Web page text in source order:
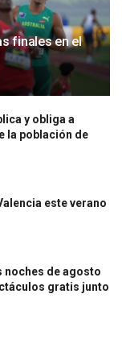
finales en el
y obliga a
la población de
este verano
noches de agosto
gratis junto